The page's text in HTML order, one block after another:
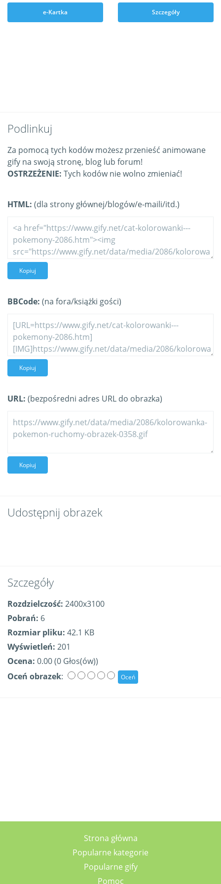
e-Kartka Szczegóły
Podlinkuj
Za pomocą tych kodów możesz przenieść animowane
gify na swoją stronę, blog lub forum!
OSTRZEŻENIE: Tych kodów nie wolno zmieniać!
HTML: (dla strony głównej/blogów/e-maili/itd.)
Kopiuj
BBCode: (na fora/książki gości)
Kopiuj
URL: (bezpośredni adres URL do obrazka)
Kopiuj
Udostępnij obrazek
Szczegóły
Rozdzielczość: 2400x3100
Pobrań: 6
Rozmiar pliku: 42.1 KB
Wyświetleń: 201
Ocena: 0.00 (0 Głos(ów))
Oceń obrazek:
Strona główna
Popularne kategorie
Popularne gify
Pomoc